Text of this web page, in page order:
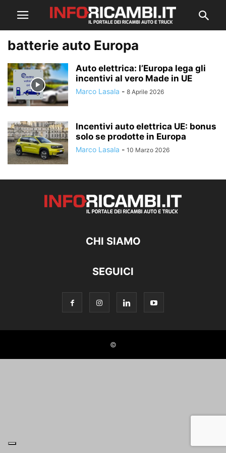
batterie auto Europa
Auto elettrica: l’Europa lega gli
incentivi al vero Made in UE
Marco Lasala - 8 Aprile 2026
Incentivi auto elettrica UE: bonus
solo se prodotte in Europa
Marco Lasala - 10 Marzo 2026
CHI SIAMO
SEGUICI
©